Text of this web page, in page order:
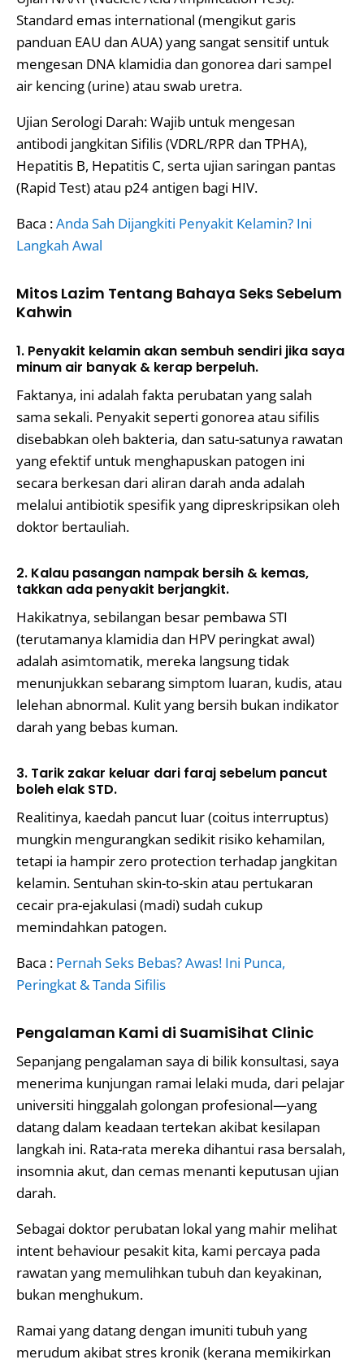
Standard emas international (mengikut garis
panduan EAU dan AUA) yang sangat sensitif untuk
mengesan DNA klamidia dan gonorea dari sampel
air kencing (urine) atau swab uretra.
Ujian Serologi Darah: Wajib untuk mengesan
antibodi jangkitan Sifilis (VDRL/RPR dan TPHA),
Hepatitis B, Hepatitis C, serta ujian saringan pantas
(Rapid Test) atau p24 antigen bagi HIV.
Baca :Anda Sah Dijangkiti Penyakit Kelamin? Ini
Langkah Awal
Mitos Lazim Tentang Bahaya Seks Sebelum
Kahwin
1. Penyakit kelamin akan sembuh sendiri jika saya
minum air banyak & kerap berpeluh.
Faktanya, ini adalah fakta perubatan yang salah
sama sekali. Penyakit seperti gonorea atau sifilis
disebabkan oleh bakteria, dan satu-satunya rawatan
yang efektif untuk menghapuskan patogen ini
secara berkesan dari aliran darah anda adalah
melalui antibiotik spesifik yang dipreskripsikan oleh
doktor bertauliah.
2. Kalau pasangan nampak bersih & kemas,
takkan ada penyakit berjangkit.
Hakikatnya, sebilangan besar pembawa STI
(terutamanya klamidia dan HPV peringkat awal)
adalah asimtomatik, mereka langsung tidak
menunjukkan sebarang simptom luaran, kudis, atau
lelehan abnormal. Kulit yang bersih bukan indikator
darah yang bebas kuman.
3. Tarik zakar keluar dari faraj sebelum pancut
boleh elak STD.
Realitinya, kaedah pancut luar (coitus interruptus)
mungkin mengurangkan sedikit risiko kehamilan,
tetapi ia hampir zero protection terhadap jangkitan
kelamin. Sentuhan skin-to-skin atau pertukaran
cecair pra-ejakulasi (madi) sudah cukup
memindahkan patogen.
Baca : Pernah Seks Bebas? Awas! Ini Punca,
Peringkat & Tanda Sifilis
Pengalaman Kami di SuamiSihat Clinic
Sepanjang pengalaman saya di bilik konsultasi, saya
menerima kunjungan ramai lelaki muda, dari pelajar
universiti hinggalah golongan profesional—yang
datang dalam keadaan tertekan akibat kesilapan
langkah ini. Rata-rata mereka dihantui rasa bersalah,
insomnia akut, dan cemas menanti keputusan ujian
darah.
Sebagai doktor perubatan lokal yang mahir melihat
intent behaviour pesakit kita, kami percaya pada
rawatan yang memulihkan tubuh dan keyakinan,
bukan menghukum.
Ramai yang datang dengan imuniti tubuh yang
merudum akibat stres kronik (kerana memikirkan